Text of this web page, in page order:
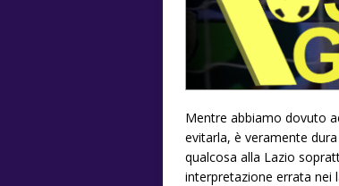
Mentre abbiamo dovuto
evitarla, è veramente
qualcosa alla Lazio
interpretazione errata nei